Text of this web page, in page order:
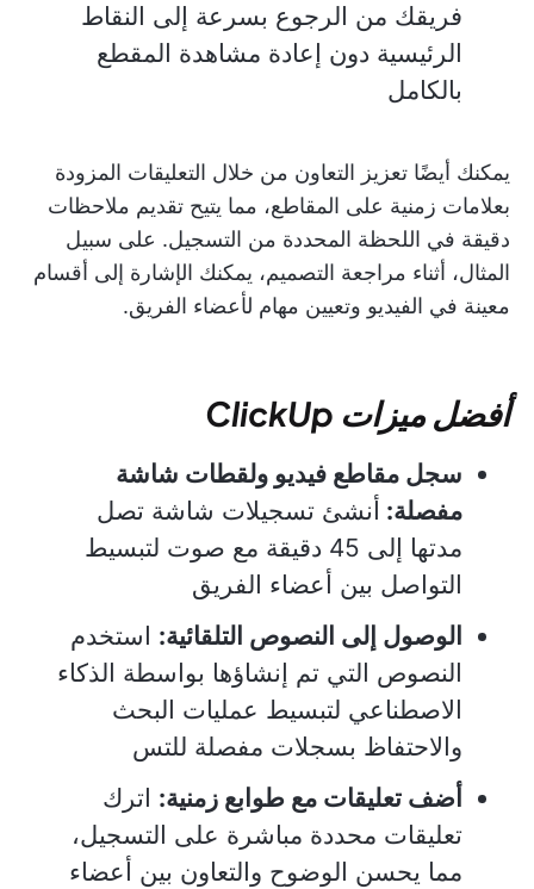
فريقك من الرجوع بسرعة إلى النقاط
الرئيسية دون إعادة مشاهدة المقطع
بالكامل
يمكنك أيضًا تعزيز التعاون من خلال التعليقات المزودة
بعلامات زمنية على المقاطع، مما يتيح تقديم ملاحظات
دقيقة في اللحظة المحددة من التسجيل. على سبيل
المثال، أثناء مراجعة التصميم، يمكنك الإشارة إلى أقسام
معينة في الفيديو وتعيين مهام لأعضاء الفريق.
أفضل ميزات ClickUp
سجل مقاطع فيديو ولقطات شاشة
مفصلة: أنشئ تسجيلات شاشة تصل
مدتها إلى 45 دقيقة مع صوت لتبسيط
التواصل بين أعضاء الفريق
الوصول إلى النصوص التلقائية: استخدم
النصوص التي تم إنشاؤها بواسطة الذكاء
الاصطناعي لتبسيط عمليات البحث
والاحتفاظ بسجلات مفصلة للتس
أضف تعليقات مع طوابع زمنية: اترك
تعليقات محددة مباشرة على التسجيل،
مما يحسن الوضوح والتعاون بين أعضاء